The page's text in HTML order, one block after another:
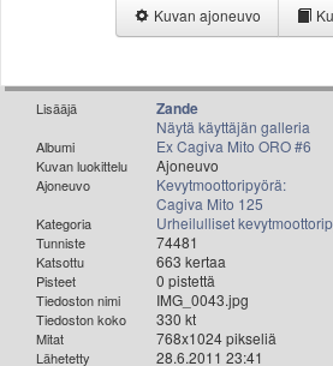
Kevytversio
Kuvan ajoneuvo
Lisääjä Zande
Näytä käyttäjän galleria
Albumi Ex Cagiva Mito ORO #6
Kuvan luokittelu Ajoneuvo
Ajoneuvo
Kevytmoottoripyörä:
Cagiva Mito 125
Kategoria Urheilulliset
Tunniste 74481
Katsottu 663 kertaa
Pisteet 0 pistettä
Tiedoston nimi IMG_0043.jpg
Tiedoston koko 330 kt
Mitat 768x1024 pikseliä
Lähetetty 28.6.2011 23:41